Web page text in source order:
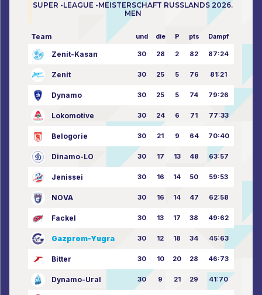
SUPER -LEAGUE -MEISTERSCHAFT RUSSLANDS 2026.
MEN
Team und die P pts Dampf
Zenit-Kasan 30 28 2 82 87:24
Zenit 30 25 5 76 81:21
Dynamo 30 25 5 74 79:26
Lokomotive 30 24 6 71 77:33
Belogorie 30 21 9 64 70:40
Dinamo-LO 30 17 13 48 63:57
Jenissei 30 16 14 50 59:53
NOVA 30 16 14 47 62:58
Fackel 30 13 17 38 49:62
Gazprom-Yugra 30 12 18 34 45:63
Bitter 30 10 20 28 46:73
Dynamo-Ural 30 9 21 29 41:70